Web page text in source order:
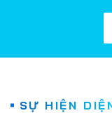
SỰ HIỆN